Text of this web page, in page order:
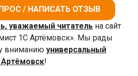
/ НАПИСАТЬ ОТЗЫВ
уважаемый читатель на сайт
1С Артёмовск». Мы рады
вниманию универсальный
!